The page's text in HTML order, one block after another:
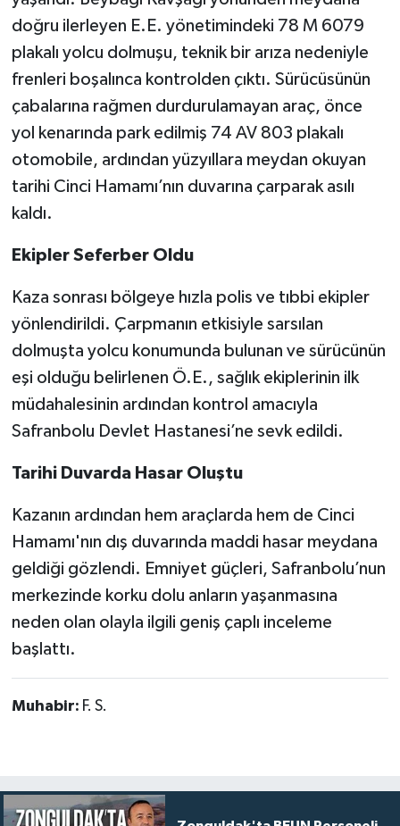
doğru ilerleyen E.E. yönetimindeki 78 M 6079
plakalı yolcu dolmuşu, teknik bir arıza nedeniyle
frenleri boşalınca kontrolden çıktı. Sürücüsünün
çabalarına rağmen durdurulamayan araç, önce
yol kenarında park edilmiş 74 AV 803 plakalı
otomobile, ardından yüzyıllara meydan okuyan
tarihi Cinci Hamamı’nın duvarına çarparak asılı
kaldı.
Ekipler Seferber Oldu
Kaza sonrası bölgeye hızla polis ve tıbbi ekipler
yönlendirildi. Çarpmanın etkisiyle sarsılan
dolmuşta yolcu konumunda bulunan ve sürücünün
eşi olduğu belirlenen Ö.E., sağlık ekiplerinin ilk
müdahalesinin ardından kontrol amacıyla
Safranbolu Devlet Hastanesi’ne sevk edildi.
Tarihi Duvarda Hasar Oluştu
Kazanın ardından hem araçlarda hem de Cinci
Hamamı'nın dış duvarında maddi hasar meydana
geldiği gözlendi. Emniyet güçleri, Safranbolu’nun
merkezinde korku dolu anların yaşanmasına
neden olan olayla ilgili geniş çaplı inceleme
başlattı.
Muhabir: F. S.